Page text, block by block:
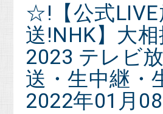
☆!【公式LIVE
送!NHK】大相
2023 テレビ
送・生中継・
2022年01月